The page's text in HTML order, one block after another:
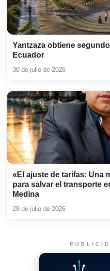
Yantzaza obtiene
Ecuador
30 de julio de 2026
«El ajuste de tarifas: Una
para salvar el transporte
Medina
29 de julio de 2026